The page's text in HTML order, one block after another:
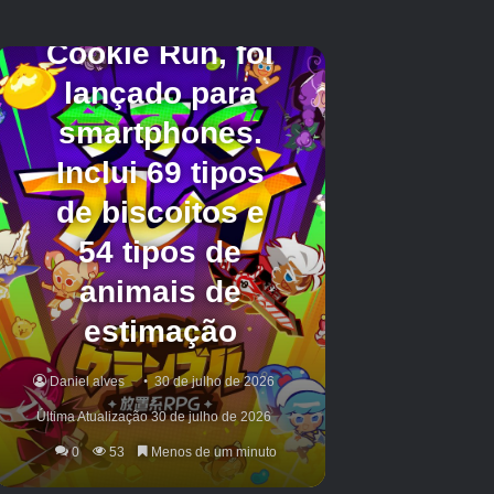
Isso causa 45% do dano da sua arma por
segundo, por um total de 3 segundos.
Golpe do
Arcanjo
Cada um dos seus ataques tem 33% de
chance de invocar um raio de luz.
Com essas vantagens adicionais e aumentos
de estatísticas, você não apenas terá mais
sorte em termos de quedas e será mais forte
na batalha apenas pelos números, mas
também ganhará habilidades únicas que
nenhuma outra raça possui.
Tanto o benefício ainda a ser nomeado
(rotulado como ‘TBD’ na tabela acima) quanto
Golpe do Arcanjo
ambos serão úteis,